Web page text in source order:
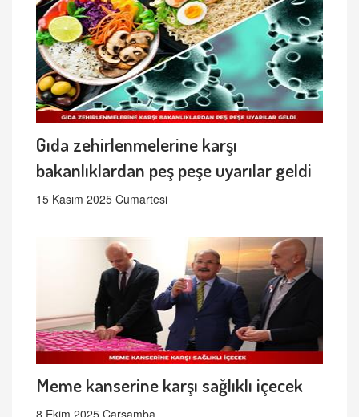
Gıda zehirlenmelerine karşı
bakanlıklardan peş peşe uyarılar geldi
15 Kasım 2025 Cumartesi
Meme kanserine karşı sağlıklı içecek
8 Ekim 2025 Çarşamba